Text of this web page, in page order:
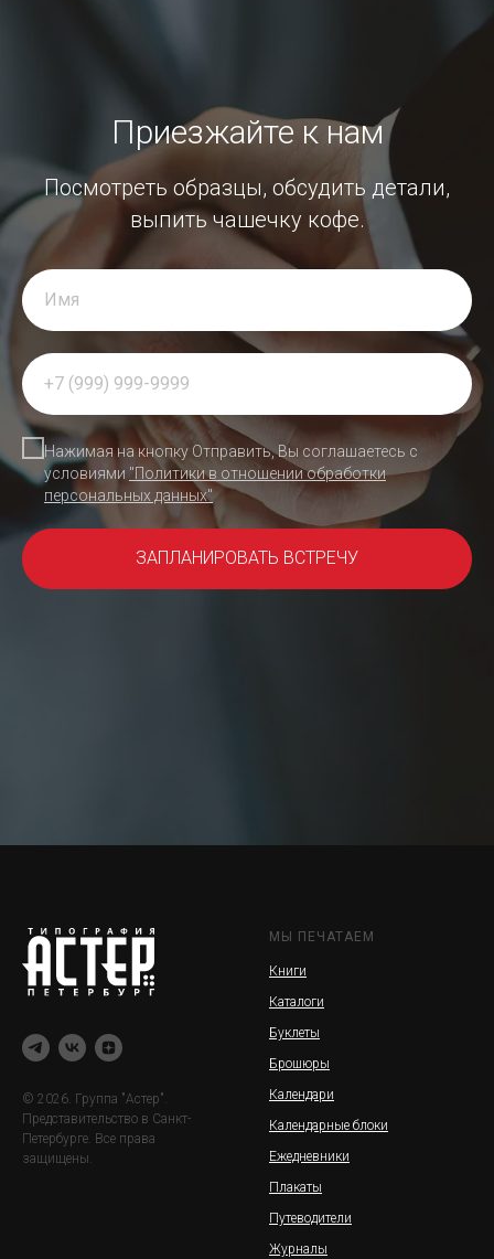
Приезжайте к нам
Посмотреть образцы, обсудить детали,
выпить чашечку кофе.
Нажимая на кнопку Отправить, Вы соглашаетесь с
условиями "Политики в отношении обработки
персональных данных"
ЗАПЛАНИРОВАТЬ ВСТРЕЧУ
© 2026. Группа "Астер".
Представительство в Санкт-
Петербурге. Все права
защищены.
МЫ ПЕЧАТАЕМ
Книги
Каталоги
Буклеты
Брошюры
Календари
Календарные блоки
Ежедневники
Плакаты
Путеводители
Журналы